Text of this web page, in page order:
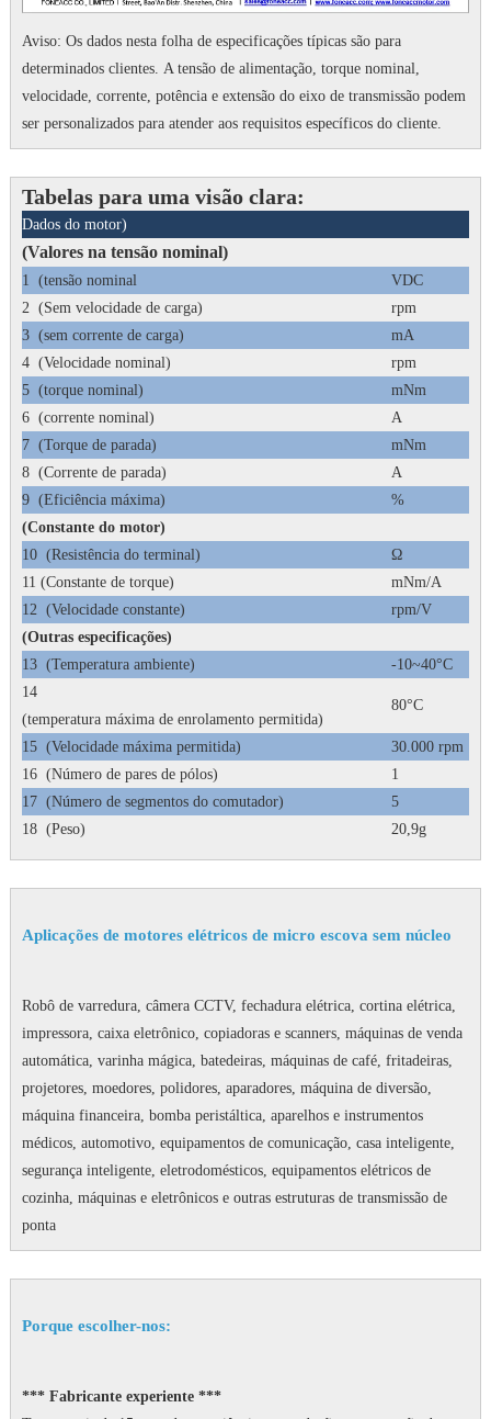
Aviso: Os dados nesta folha de especificações típicas são para
determinados clientes. A tensão de alimentação, torque nominal,
velocidade, corrente, potência e extensão do eixo de transmissão podem
ser personalizados para atender aos requisitos específicos do cliente.
Tabelas para uma visão clara:
Dados do motor)
(Valores na tensão nominal)
1 (tensão nominal VDC
2 (Sem velocidade de carga) rpm
3 (sem corrente de carga) mA
4 (Velocidade nominal) rpm
5 (torque nominal) mNm
6 (corrente nominal) A
7 (Torque de parada) mNm
8 (Corrente de parada) A
9 (Eficiência máxima) %
(Constante do motor)
10 (Resistência do terminal) Ω
11 (Constante de torque)
mNm/A
12 (Velocidade constante) rpm/V
(Outras especificações)
13 (Temperatura ambiente)
-10~40°C
14
(temperatura máxima de enrolamento permitida)
80°C
15 (Velocidade máxima permitida)
30.000 rpm
16 (Número de pares de pólos)
1
17 (Número de segmentos do comutador)
5
18 (Peso) 20,9g
Aplicações de motores elétricos de micro escova sem núcleo
Robô de varredura, câmera CCTV, fechadura elétrica, cortina elétrica,
impressora, caixa eletrônico, copiadoras e scanners, máquinas de venda
automática, varinha mágica, batedeiras, máquinas de café, fritadeiras,
projetores, moedores, polidores, aparadores, máquina de diversão,
máquina financeira, bomba peristáltica, aparelhos e instrumentos
médicos, automotivo, equipamentos de comunicação, casa inteligente,
segurança inteligente, eletrodomésticos, equipamentos elétricos de
cozinha, máquinas e eletrônicos e outras estruturas de transmissão de
ponta
Porque escolher-nos:
*** Fabricante experiente ***